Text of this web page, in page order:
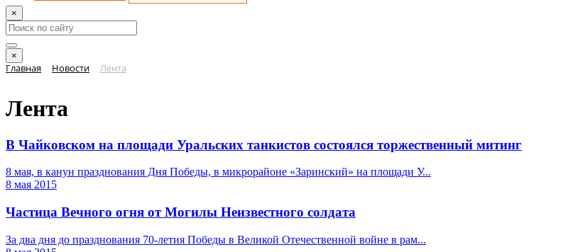
×
×
Главная Новости Лента
Лента
В Чайковском на площади Уральских танкистов состоялся торжественный митинг
8 мая, в канун празднования Дня Победы, в микрорайоне «Заринский» на площади У...
8 мая 2015
Частица Вечного огня от Могилы Неизвестного солдата
За два дня до празднования 70-летия Победы в Великой Отечественной войне в рам...